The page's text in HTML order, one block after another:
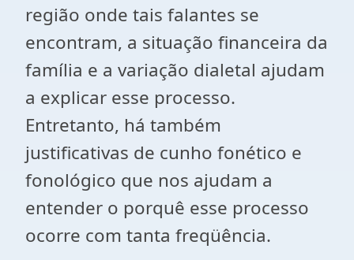
região onde tais falantes se
encontram, a situação financeira da
família e a variação dialetal ajudam
a explicar esse processo.
Entretanto, há também
justificativas de cunho fonético e
fonológico que nos ajudam a
entender o porquê esse processo
ocorre com tanta freqüência.